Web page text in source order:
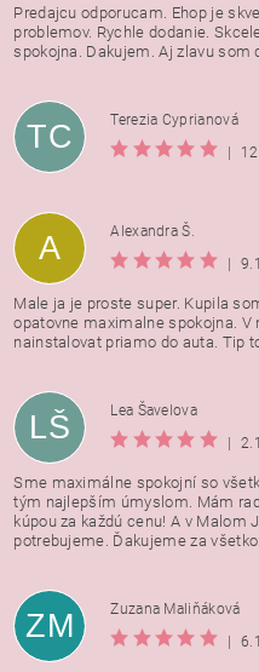
Predajcu odporucam. Ehop je
problemov. Rychle dodanie.
spokojna. Dakujem. Aj zlavu som
TC
Terezia Cyprianová
|
A
Alexandra Š.
|
Male ja je proste super. Kupila
opatovne maximalne spokojna.
nainstalovat priamo do auta. Tip
LŠ
Lea Šavelova
|
Sme maximálne spokojní so
tým najlepším úmyslom. Mám
kúpou za každú cenu! A v Malom
potrebujeme. Ďakujeme za
ZM
Zuzana Maliňáková
|